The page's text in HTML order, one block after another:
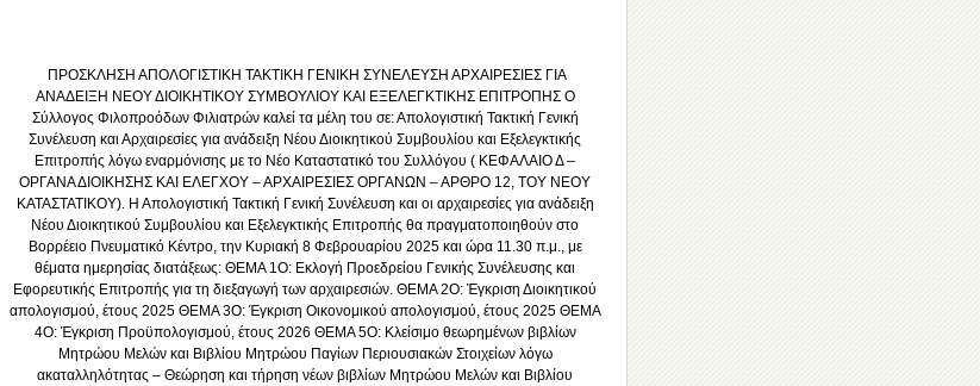
ΠΡΟΣΚΛΗΣΗ ΑΠΟΛΟΓΙΣΤΙΚΗ ΤΑΚΤΙΚΗ ΓΕΝΙΚΗ ΣΥΝΕΛΕΥΣΗ ΑΡΧΑΙΡΕΣΙΕΣ ΓΙΑ
ΑΝΑΔΕΙΞΗ ΝΕΟΥ ΔΙΟΙΚΗΤΙΚΟΥ ΣΥΜΒΟΥΛΙΟΥ ΚΑΙ ΕΞΕΛΕΓΚΤΙΚΗΣ ΕΠΙΤΡΟΠΗΣ Ο
Σύλλογος Φιλοπροόδων Φιλιατρών καλεί τα μέλη του σε: Απολογιστική Τακτική Γενική
Συνέλευση και Αρχαιρεσίες για ανάδειξη Νέου Διοικητικού Συμβουλίου και Εξελεγκτικής
Επιτροπής λόγω εναρμόνισης με το Νέο Καταστατικό του Συλλόγου ( ΚΕΦΑΛΑΙΟ Δ –
ΟΡΓΑΝΑ ΔΙΟΙΚΗΣΗΣ ΚΑΙ ΕΛΕΓΧΟΥ – ΑΡΧΑΙΡΕΣΙΕΣ ΟΡΓΑΝΩΝ – ΑΡΘΡΟ 12, ΤΟΥ ΝΕΟΥ
ΚΑΤΑΣΤΑΤΙΚΟΥ). Η Απολογιστική Τακτική Γενική Συνέλευση και οι αρχαιρεσίες για ανάδειξη
Νέου Διοικητικού Συμβουλίου και Εξελεγκτικής Επιτροπής θα πραγματοποιηθούν στο
Βορρέειο Πνευματικό Κέντρο, την Κυριακή 8 Φεβρουαρίου 2025 και ώρα 11.30 π.μ., με
θέματα ημερησίας διατάξεως: ΘΕΜΑ 1Ο: Εκλογή Προεδρείου Γενικής Συνέλευσης και
Εφορευτικής Επιτροπής για τη διεξαγωγή των αρχαιρεσιών. ΘΕΜΑ 2Ο: Έγκριση Διοικητικού
απολογισμού, έτους 2025 ΘΕΜΑ 3Ο: Έγκριση Οικονομικού απολογισμού, έτους 2025 ΘΕΜΑ
4Ο: Έγκριση Προϋπολογισμού, έτους 2026 ΘΕΜΑ 5Ο: Κλείσιμο θεωρημένων βιβλίων
Μητρώου Μελών και Βιβλίου Μητρώου Παγίων Περιουσιακών Στοιχείων λόγω
ακαταλληλότητας – Θεώρηση και τήρηση νέων βιβλίων Μητρώου Μελών και Βιβλίου